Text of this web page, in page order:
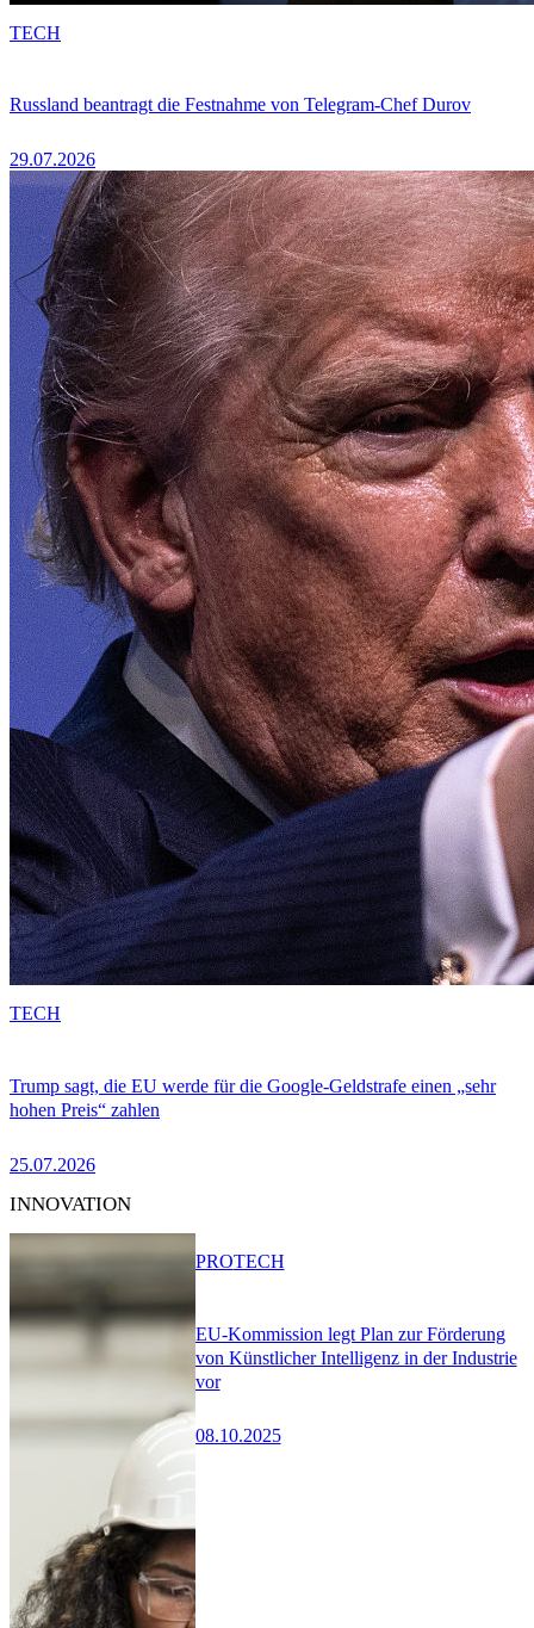
Russland beantragt die Festnahme von Telegram-Chef Durov
29.07.2026
TECH
Trump sagt, die EU werde für die Google-Geldstrafe einen „sehr
hohen Preis“ zahlen
25.07.2026
TECH
INNOVATION
EU-Kommission legt Plan zur Förderung
von Künstlicher Intelligenz in der Industrie
vor
08.10.2025
PROTECH